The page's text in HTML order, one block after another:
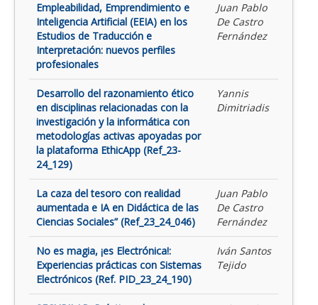
Empleabilidad, Emprendimiento e
Inteligencia Artificial (EEIA) en los
Estudios de Traducción e
Interpretación: nuevos perfiles
profesionales
Juan Pablo
De Castro
Fernández
Desarrollo del razonamiento ético
en disciplinas relacionadas con la
investigación y la informática con
metodologías activas apoyadas por
la plataforma EthicApp (Ref_23-
24_129)
Yannis
Dimitriadis
La caza del tesoro con realidad
aumentada e IA en Didáctica de las
Ciencias Sociales” (Ref_23_24_046)
Juan Pablo
De Castro
Fernández
No es magia, ¡es Electrónica!:
Experiencias prácticas con Sistemas
Electrónicos (Ref. PID_23_24_190)
Iván Santos
Tejido